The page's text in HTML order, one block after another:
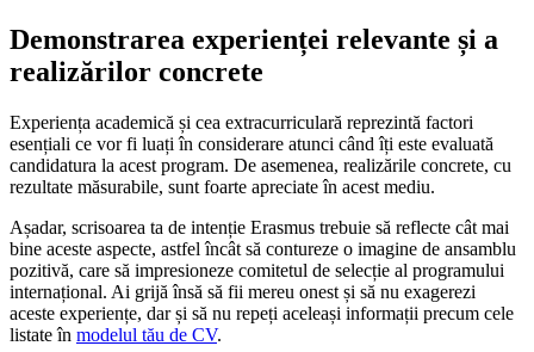
Demonstrarea experienței relevante și a
realizărilor concrete
Experiența academică și cea extracurriculară reprezintă factori
esențiali ce vor fi luați în considerare atunci când îți este evaluată
candidatura la acest program. De asemenea, realizările concrete, cu
rezultate măsurabile, sunt foarte apreciate în acest mediu.
Așadar, scrisoarea ta de intenție Erasmus trebuie să reflecte cât mai
bine aceste aspecte, astfel încât să contureze o imagine de ansamblu
pozitivă, care să impresioneze comitetul de selecție al programului
internațional. Ai grijă însă să fii mereu onest și să nu exagerezi
aceste experiențe, dar și să nu repeți aceleași informații precum cele
listate în modelul tău de CV.